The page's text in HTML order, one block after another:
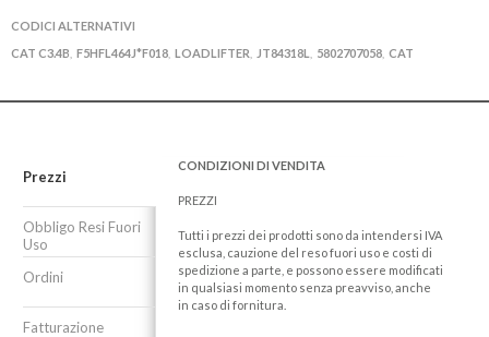
CODICI ALTERNATIVI
CAT C3.4B F5HFL464J*F018 LOADLIFTER JT84318L 5802707058 CAT
Prezzi
Obbligo Resi Fuori
Uso
Ordini
Fatturazione
CONDIZIONI DI VENDITA
PREZZI
Tutti i prezzi dei prodotti sono da intendersi IVA
esclusa, cauzione del reso fuori uso e costi di
spedizione a parte, e possono essere modificati
in qualsiasi momento senza preavviso, anche
in caso di fornitura.